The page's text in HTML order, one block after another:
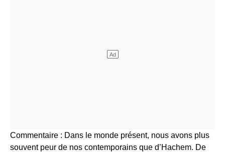
Commentaire : Dans le monde présent, nous avons plus
souvent peur de nos contemporains que d’Hachem. De